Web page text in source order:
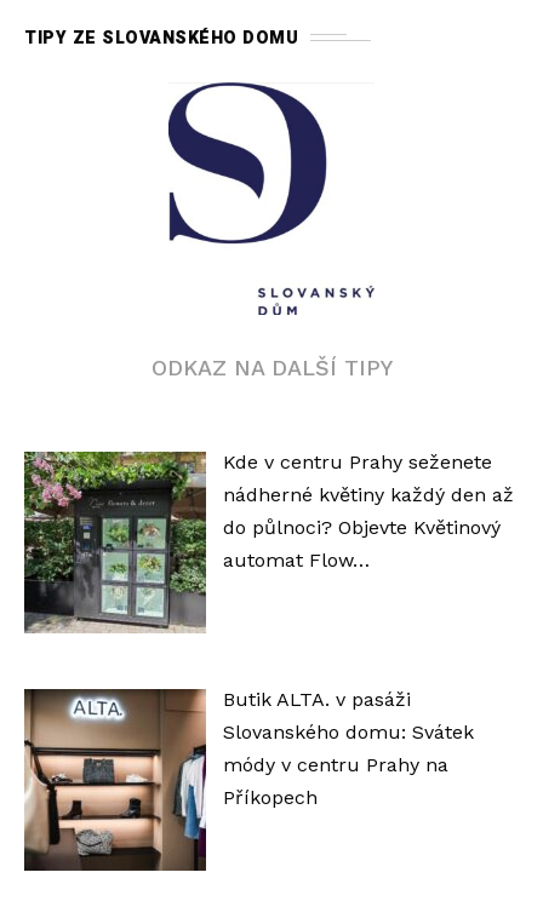
TIPY ZE SLOVANSKÉHO DOMU
ODKAZ NA DALŠÍ TIPY
Kde v centru Prahy seženete
nádherné květiny každý den až
do půlnoci? Objevte Květinový
automat Flow…
Butik ALTA. v pasáži
Slovanského domu: Svátek
módy v centru Prahy na
Příkopech